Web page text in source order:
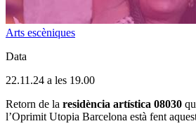
Arts escèniques
Data
22.11.24 a les 19.00
Retorn de la residència artística 08030
l’Oprimit Utopia Barcelona està fent